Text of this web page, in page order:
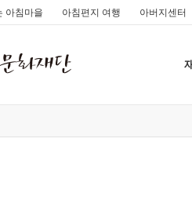
아침마을 아침편지 여행 아버지센터